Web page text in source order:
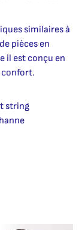
similaires à
pièces en
il est conçu en
confort.
string